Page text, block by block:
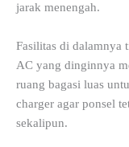
jarak menengah.
Fasilitas di dalamnya
AC yang dinginnya
ruang bagasi luas
charger agar ponsel
sekalipun.